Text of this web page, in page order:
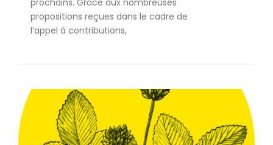
prochains. Grâce aux nombreuses
propositions reçues dans le cadre de
l’appel à contributions,